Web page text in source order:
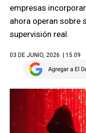
empresas
ahora operan sobre
supervisión real.
03 DE JUNIO, 2026 | 15.09